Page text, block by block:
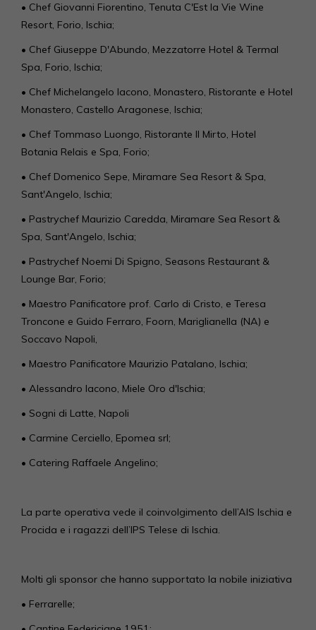
• Chef Giovanni Fiorentino, Tenuta C'Est la Vie Wine
Resort, Forio, Ischia;
• Chef Giuseppe D'Abundo, Mezzatorre Hotel & Termal
Spa, Forio, Ischia;
• Chef Michelangelo Iacono, Monastero, Ristorante e Hotel
Monastero, Castello Aragonese, Ischia;
• Chef Tommaso Luongo, Ristorante Il Mirto, Hotel
Botania Relais e Spa, Forio;
• Chef Domenico Sepe, Miramare Sea Resort & Spa,
Sant'Angelo, Ischia;
• Pastrychef Maurizio Caredda, Miramare Sea Resort &
Spa, Sant'Angelo, Ischia;
• Pastrychef Noemi Di Spigno, Seasons Restaurant &
Lounge Bar, Forio;
• Maestro Panificatore prof. Carlo di Cristo, e Teresa
Troncone e Guido Ferraro, Foorn, Mariglianella (NA) e
Soccavo Napoli,
• Maestro Panificatore Maurizio Patalano, Ischia;
• Alessandro Iacono, Miele Oro d'Ischia;
• Sogni di Latte, Napoli
• Carmine Cerciello, Epomea srl;
• Catering Raffaele Angelino;
La parte operativa vede il coinvolgimento dell’AIS Ischia e
Procida e i ragazzi dell’IPS Telese di Ischia.
Molti gli sponsor che hanno supportato la nobile iniziativa
• Ferrarelle;